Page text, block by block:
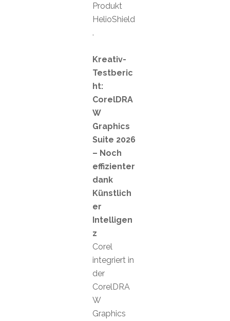
Produkt
HelioShield
.
Kreativ-
Testberic
ht:
CorelDRA
W
Graphics
Suite 2026
– Noch
effizienter
dank
Künstlich
er
Intelligen
z
Corel
integriert in
der
CorelDRA
W
Graphics